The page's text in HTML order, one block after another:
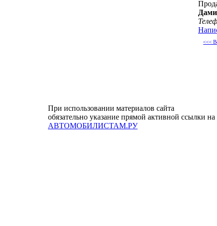
<<<
При использовании материалов сайта
обязательно указание прямой активной ссылки на
АВТОМОБИЛИСТАМ.РУ